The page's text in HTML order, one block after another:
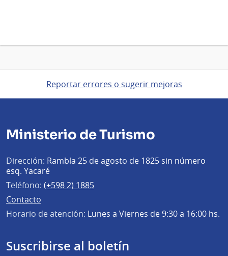
Reportar errores o sugerir mejoras
Ministerio de Turismo
Dirección: Rambla 25 de agosto de 1825 sin número
esq. Yacaré
Teléfono: (+598 2) 1885
Contacto
Horario de atención: Lunes a Viernes de 9:30 a 16:00 hs.
Suscribirse al boletín